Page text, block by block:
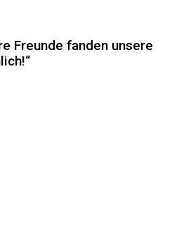
Freunde fanden unsere